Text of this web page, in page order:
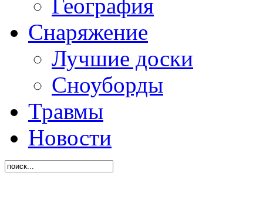
География
Снаряжение
Лучшие доски
Сноуборды
Травмы
Новости